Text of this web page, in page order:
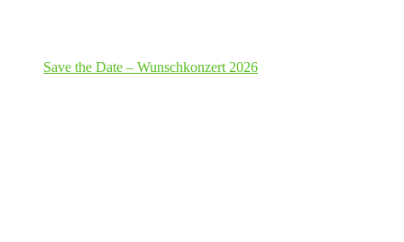
Save the Date – Wunschkonzert 2026